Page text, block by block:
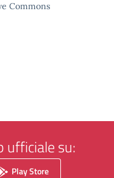
Commons
ufficiale su:
Play Store